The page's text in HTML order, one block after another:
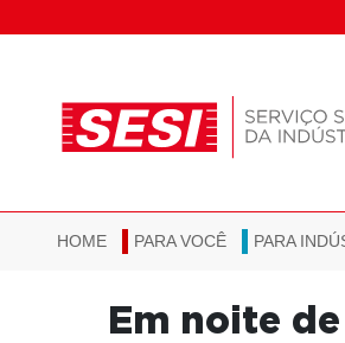
HOME PARA VOCÊ PARA
Em noite